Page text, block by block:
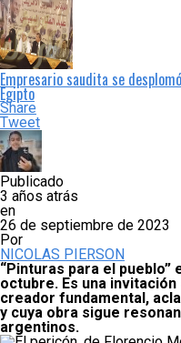
Empresario saudita se
Egipto
Share
Tweet
Publicado
3 años atrás
en
26 de septiembre de 2023
Por
NICOLAS PIERSON
“Pinturas para el
octubre. Es una
creador fundamental,
y cuya obra sigue
argentinos.